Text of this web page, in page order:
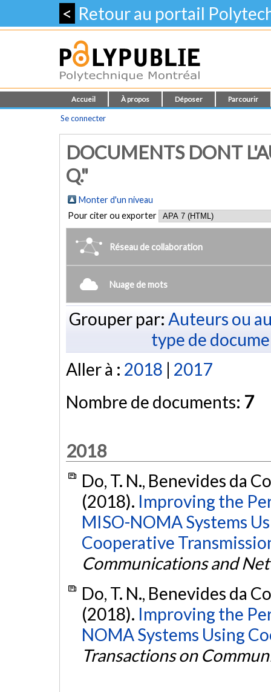
< Retour au portail
Accueil À propos Déposer Parcourir
Se connecter
DOCUMENTS DONT
Q."
Monter d'un niveau
Pour citer ou exporter
Réseau de collaboration
Nuage de mots
Grouper par: Auteurs ou
type de
Aller à : 2018 | 2017
Nombre de documents: 7
2018
Do, T. N., Benevides da
(2018). Improving the
MISO-NOMA Systems
Cooperative
Communications and
Do, T. N., Benevides da
(2018). Improving the
NOMA Systems Using
Transactions on